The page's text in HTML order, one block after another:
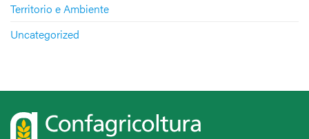
Territorio e Ambiente
Uncategorized